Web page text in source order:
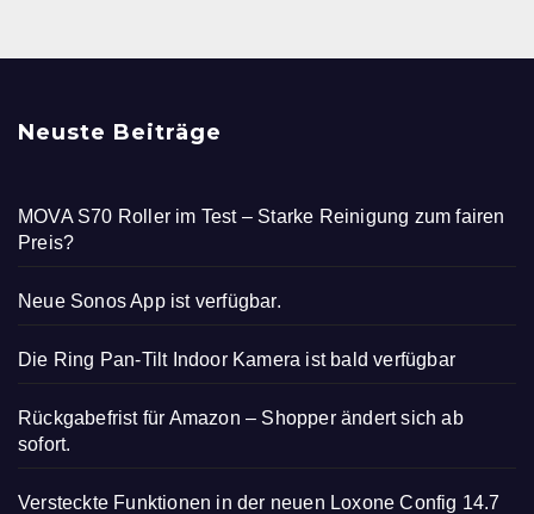
Neuste Beiträge
MOVA S70 Roller im Test – Starke Reinigung zum fairen
Preis?
Neue Sonos App ist verfügbar.
Die Ring Pan-Tilt Indoor Kamera ist bald verfügbar
Rückgabefrist für Amazon – Shopper ändert sich ab
sofort.
Versteckte Funktionen in der neuen Loxone Config 14.7